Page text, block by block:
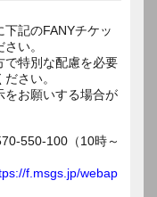
記のFANYチケッ
い。
で特別な配慮を必要
さい。
お願いする場合が
550-100（10時～
f.msgs.jp/webap